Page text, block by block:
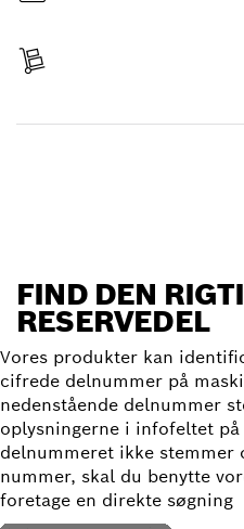
FIND DEN
RESERVEDEL
Vores produkter kan
cifrede delnummer på
nedenstående delnummer
oplysningerne i infofeltet
delnummeret ikke stemmer
nummer, skal du benytte
foretage en direkte søgning